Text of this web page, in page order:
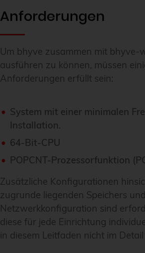
Anforderungen
Um bhyve zusammen mit bhyve-
ausführen zu können, müssen
Anforderungen erfüllt sein:
System mit einer minimalen
Installation.
64-Bit-CPU
POPCNT-Prozessorfunktion
Zusätzliche Konfigurationen
zugrunde liegenden Speichers
Netzwerkkonfiguration sind
diese für jede Einrichtung
in diesem Leitfaden nicht im